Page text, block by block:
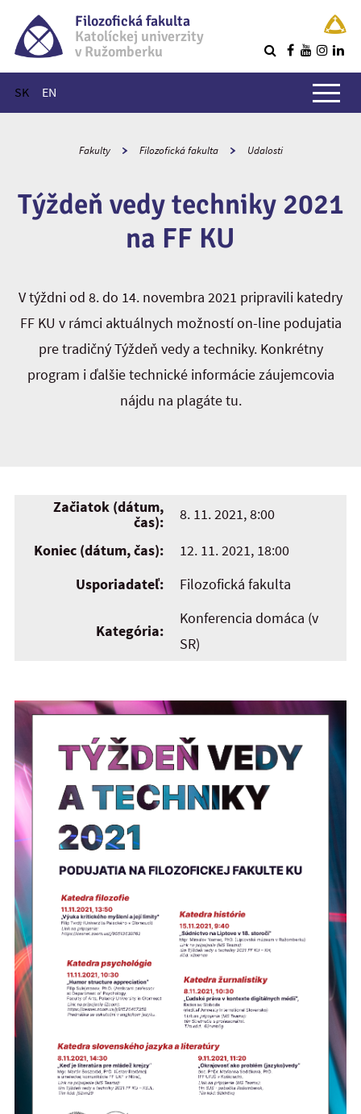
Filozofická fakulta
Katolíckej univerzity
v Ružomberku
SK EN
Hlavné menu
Fakulty Filozofická fakulta Udalosti
Týždeň vedy techniky 2021
na FF KU
V týždni od 8. do 14. novembra 2021 pripravili katedry
FF KU v rámci aktuálnych možností on-line podujatia
pre tradičný Týždeň vedy a techniky. Konkrétny
program i ďalšie technické informácie záujemcovia
nájdu na plagáte tu.
Začiatok (dátum,
čas):
8. 11. 2021, 8:00
Koniec (dátum, čas):
12. 11. 2021, 18:00
Usporiadateľ:
Filozofická fakulta
Kategória:
Konferencia domáca (v
SR)